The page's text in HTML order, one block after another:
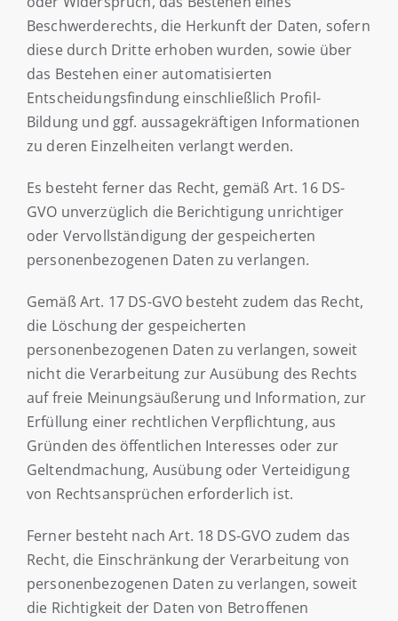
Beschwerderechts, die Herkunft der Daten, sofern
diese durch Dritte erhoben wurden, sowie über
das Bestehen einer automatisierten
Entscheidungsfindung einschließlich Profil-
Bildung und ggf. aussagekräftigen Informationen
zu deren Einzelheiten verlangt werden.
Es besteht ferner das Recht, gemäß Art. 16 DS-
GVO unverzüglich die Berichtigung unrichtiger
oder Vervollständigung der gespeicherten
personenbezogenen Daten zu verlangen.
Gemäß Art. 17 DS-GVO besteht zudem das Recht,
die Löschung der gespeicherten
personenbezogenen Daten zu verlangen, soweit
nicht die Verarbeitung zur Ausübung des Rechts
auf freie Meinungsäußerung und Information, zur
Erfüllung einer rechtlichen Verpflichtung, aus
Gründen des öffentlichen Interesses oder zur
Geltendmachung, Ausübung oder Verteidigung
von Rechtsansprüchen erforderlich ist.
Ferner besteht nach Art. 18 DS-GVO zudem das
Recht, die Einschränkung der Verarbeitung von
personenbezogenen Daten zu verlangen, soweit
die Richtigkeit der Daten von Betroffenen